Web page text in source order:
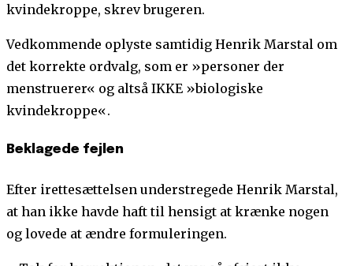
kvindekroppe, skrev brugeren.
Vedkommende oplyste samtidig Henrik Marstal om
det korrekte ordvalg, som er »personer der
menstruerer« og altså IKKE »biologiske
kvindekroppe«.
Beklagede fejlen
Efter irettesættelsen understregede Henrik Marstal,
at han ikke havde haft til hensigt at krænke nogen
og lovede at ændre formuleringen.